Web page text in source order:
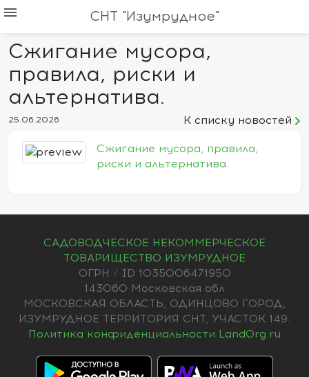
menu СНТ "Изумрудное"
Сжигание мусора,
правила, риски и
альтернатива.
25.06.2026
К списку новостей
Сжигание мусора, правила,
риски и альтернатива.
САДОВОДЧЕСКОЕ НЕКОММЕРЧЕСКОЕ
ТОВАРИЩЕСТВО ИЗУМРУДНОЕ
ОГРН / ID 1035006471950
143060 Московская обл
МОСКОВСКАЯ ОБЛАСТЬ, ОДИНЦОВО ГОРОД,
ИЗУМРУДНОЕ ТЕРРИТОРИЯ СНТ, УЧАСТОК 149.
Политика конфиденциальности LandOrg.ru